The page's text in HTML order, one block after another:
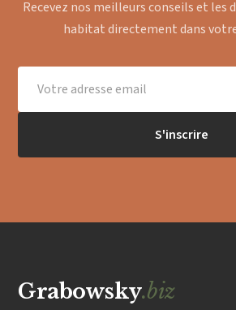
Recevez nos meilleurs conseils et les
habitat directement dans
S'inscrire
Grabowsky.biz